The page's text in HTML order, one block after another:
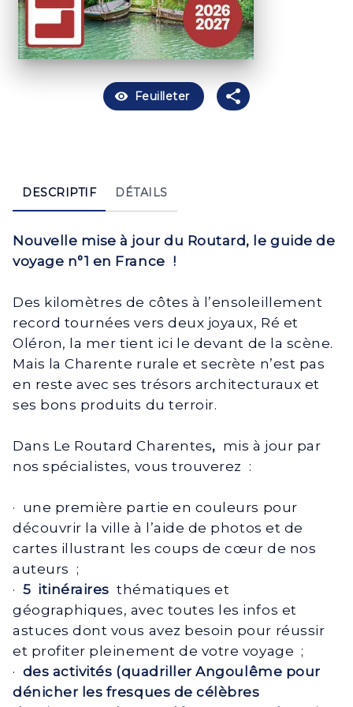
visibility Feuilleter
DESCRIPTIF DÉTAILS
Nouvelle mise à jour du Routard, le guide de
voyage n°1 en France !
Des kilomètres de côtes à l’ensoleillement
record tournées vers deux joyaux, Ré et
Oléron, la mer tient ici le devant de la scène.
Mais la Charente rurale et secrète n’est pas
en reste avec ses trésors architecturaux et
ses bons produits du terroir.
Dans Le Routard Charentes, mis à jour par
nos spécialistes, vous trouverez :
· une première partie en couleurs pour
découvrir la ville à l’aide de photos et de
cartes illustrant les coups de cœur de nos
auteurs ;
· 5 itinéraires thématiques et
géographiques, avec toutes les infos et
astuces dont vous avez besoin pour réussir
et profiter pleinement de votre voyage ;
· des activités (quadriller Angoulême pour
dénicher les fresques de célèbres